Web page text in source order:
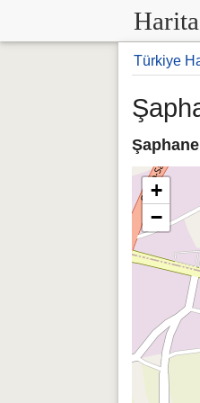
Harita
Türkiye
+
−